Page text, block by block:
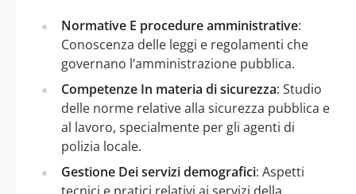
Normative E procedure amministrative:
Conoscenza delle leggi e regolamenti che
governano l’amministrazione pubblica.
Competenze In materia di sicurezza: Studio
delle norme relative alla sicurezza pubblica e
al lavoro, specialmente per gli agenti di
polizia locale.
Gestione Dei servizi demografici: Aspetti